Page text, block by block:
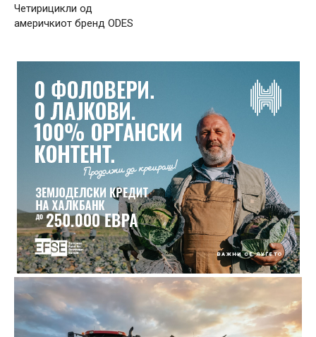
Четирицикли од
америчкиот бренд ODES